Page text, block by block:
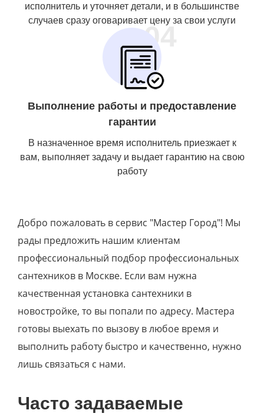
исполнитель и уточняет детали, и в большинстве
случаев сразу оговаривает цену за свои услуги
04
Выполнение работы и предоставление
гарантии
В назначенное время исполнитель приезжает к
вам, выполняет задачу и выдает гарантию на свою
работу
Добро пожаловать в сервис "Мастер Город"! Мы
рады предложить нашим клиентам
профессиональный подбор профессиональных
сантехников в Москве. Если вам нужна
качественная установка сантехники в
новостройке, то вы попали по адресу. Мастера
готовы выехать по вызову в любое время и
выполнить работу быстро и качественно, нужно
лишь связаться с нами.
Часто задаваемые